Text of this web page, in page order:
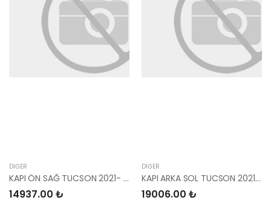
DIĞER
KAPI ÖN SAĞ TUCSON 2021- 76004-N7000-YS
14937.00 ₺
DIĞER
KAPI ARKA SOL TUCSON 2021- 77003-N7000-YS
19006.00 ₺